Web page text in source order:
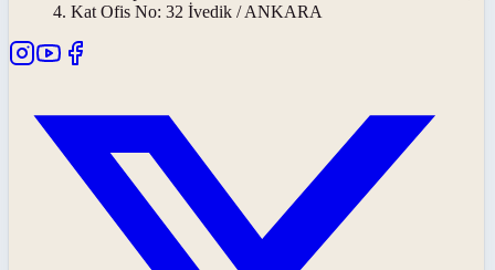
4. Kat Ofis No: 32 İvedik / ANKARA